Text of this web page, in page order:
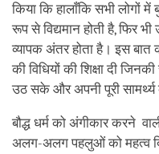
किया कि हालाँकि सभी लोगों में
रूप से विद्यमान होती है, फिर
व्यापक अंतर होता है। इस
की विधियों की शिक्षा दी
उठ सके और अपनी पूरी
बौद्ध धर्म को अंगीकार करने
अलग-अलग पहलुओं को महत्व